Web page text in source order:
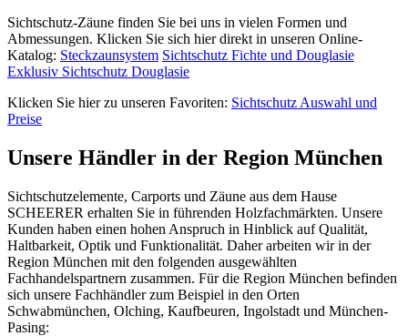
Sichtschutz-Zäune finden Sie bei uns in vielen Formen und
Abmessungen. Klicken Sie sich hier direkt in unseren Online-
Katalog: Steckzaunsystem Sichtschutz Fichte und Douglasie
Exklusiv Sichtschutz Douglasie
Klicken Sie hier zu unseren Favoriten: Sichtschutz Auswahl und
Preise
Unsere Händler in der Region München
Sichtschutzelemente, Carports und Zäune aus dem Hause
SCHEERER erhalten Sie in führenden Holzfachmärkten. Unsere
Kunden haben einen hohen Anspruch in Hinblick auf Qualität,
Haltbarkeit, Optik und Funktionalität. Daher arbeiten wir in der
Region München mit den folgenden ausgewählten
Fachhandelspartnern zusammen. Für die Region München befinden
sich unsere Fachhändler zum Beispiel in den Orten
Schwabmünchen, Olching, Kaufbeuren, Ingolstadt und München-
Pasing: